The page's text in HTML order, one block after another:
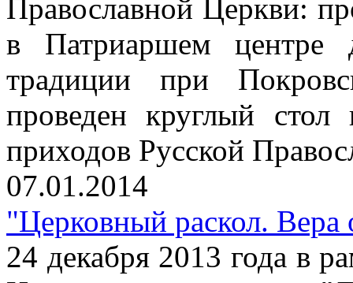
Православной Церкви:
в Патриаршем центре
традиции при
проведен круглый
приходов Русской
07.01.2014
"Церковный раскол. Вера
24 декабря 2013 года в